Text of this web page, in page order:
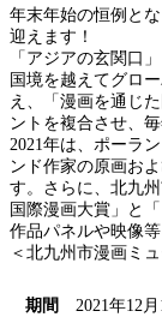
年末年始の恒例と
迎えます！
「アジアの玄関口
国境を越えてグロ
え、「漫画を通じ
ントを複合させ、
2021年は、ポーラ
ンド作家の原画お
す。さらに、北九
国際漫画大賞」と
作品パネルや映像
＜北九州市漫画ミ
期間 2021年12